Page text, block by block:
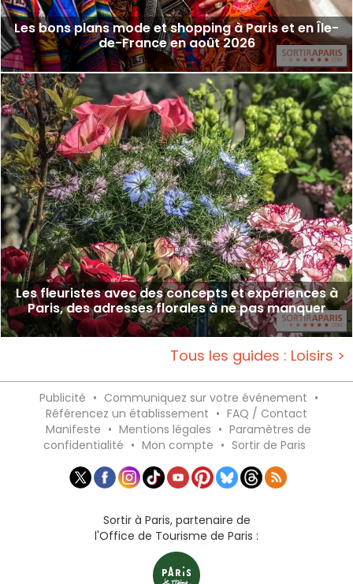
Les bons plans mode et shopping à Paris et en Île-
de-France en août 2026
Les fleuristes avec des concepts et expériences à
Paris, des adresses florales à ne pas manquer
Tous les guides : Loisirs >
Publicité • Communiquez sur votre événement •
Référencez un établissement • FAQ / Contact
Manifeste • Mentions légales • Paramètres de
confidentialité • Mon compte • Sortir de Paris
Sortir à Paris, partenaire de
l'Office de Tourisme de Paris :